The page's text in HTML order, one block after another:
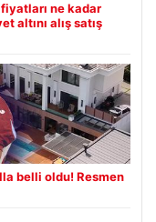
ne kadar
altını alış satış
belli oldu! Resmen